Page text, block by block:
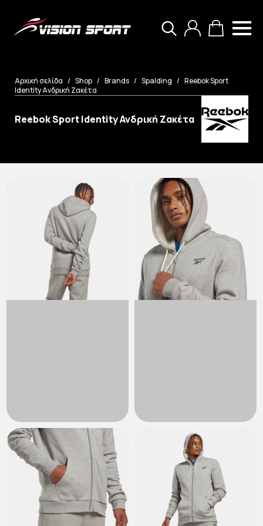
Αρχική σελίδα Shop Brands Spalding
Reebok Sport
Identity Ανδρική Ζακέτα
Reebok Sport Identity Ανδρική Ζακέτα